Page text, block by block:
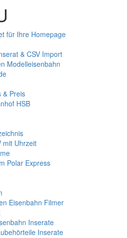
für Ihre Homepage
& CSV Import
Modelleisenbahn
& Preis
HSB
mit Uhrzeit
Polar Express
Eisenbahn Filmer
Inserate
Inserate